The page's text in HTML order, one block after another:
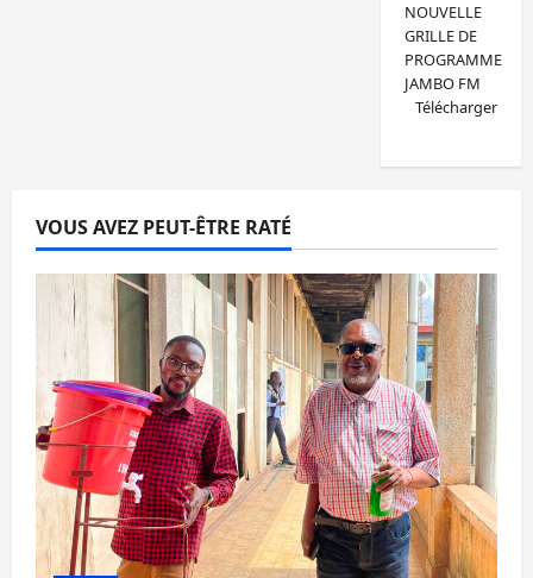
NOUVELLE
GRILLE DE
PROGRAMME
JAMBO FM
Télécharger
VOUS AVEZ PEUT-ÊTRE RATÉ